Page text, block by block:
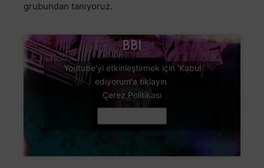
grubundan tanıyoruz.
Youtube'yi etkinleştirmek için 'Kabul
ediyorum'a tıklayın
Çerez Politikası